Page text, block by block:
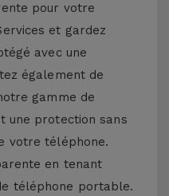
pour votre
et gardez
avec une
également de
gamme de
une protection sans
votre téléphone.
en tenant
téléphone portable.